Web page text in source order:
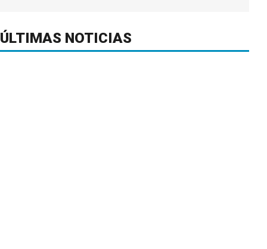
ÚLTIMAS NOTICIAS